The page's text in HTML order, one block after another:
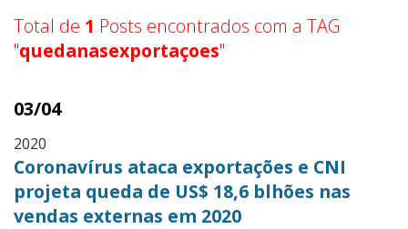
Total de 1 Posts encontrados com a TAG
"quedanasexportaçoes"
03/04
2020
Coronavírus ataca exportações e CNI
projeta queda de US$ 18,6 blhões nas
vendas externas em 2020